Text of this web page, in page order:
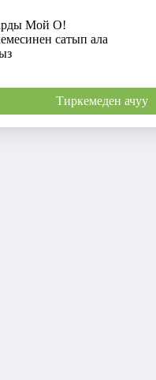
Мой О!
сатып ала
Тиркемеден ачуу